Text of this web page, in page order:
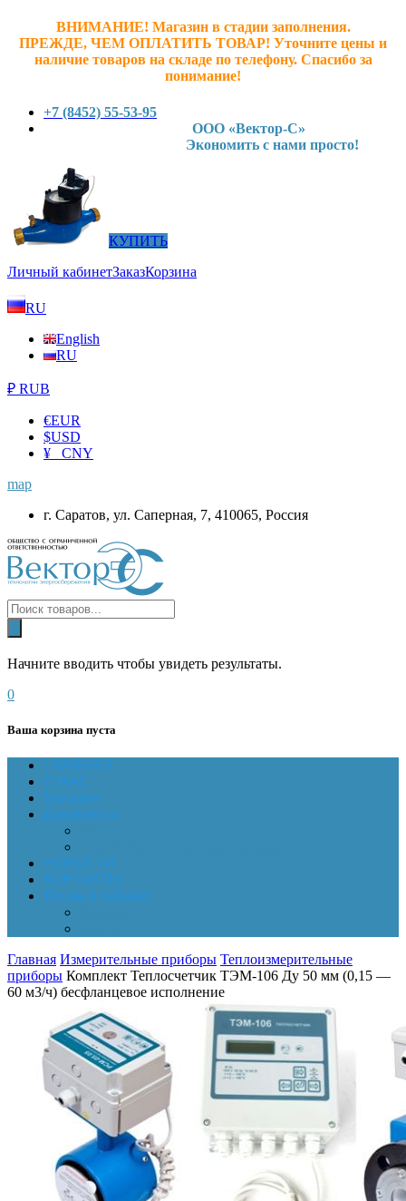
ВНИМАНИЕ! Магазин в стадии заполнения.
ПРЕЖДЕ, ЧЕМ ОПЛАТИТЬ ТОВАР! Уточните цены и
наличие товаров на складе по телефону. Спасибо за
понимание!
+7 (8452) 55-53-95
ООО «Вектор-С»
Экономить с нами просто!
КУПИТЬ
Личный кабинетЗаказКорзина
RU
English
RU
₽ RUB
€EUR
$USD
¥ CNY
map
г. Саратов, ул. Саперная, 7, 410065, Россия
Начните вводить чтобы увидеть результаты.
0
Ваша корзина пуста
ГЛАВНАЯ
О НАС
Магазин
Документы
НОВОСТИ
КОНТАКТЫ
Личный кабинет
Главная Измерительные приборы Теплоизмерительные
приборы Комплект Теплосчетчик ТЭМ-106 Ду 50 мм (0,15 —
60 м3/ч) бесфланцевое исполнение